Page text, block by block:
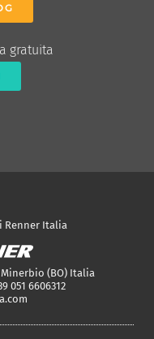
gratuita
Renner Italia
(BO) Italia
051 6606312